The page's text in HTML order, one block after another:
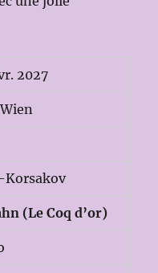
2027
Korsakov
(Le Coq d’or)